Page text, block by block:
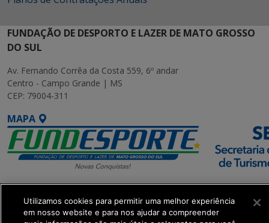
FUNDAÇÃO DE DESPORTO E LAZER DE MATO GROSSO
DO SUL
Av. Fernando Corrêa da Costa 559, 6º andar
Centro - Campo Grande | MS
CEP: 79004-311
MAPA
SETDIG | Secretaria-
Executiva de
Utilizamos cookies para permitir uma melhor experiência
em nosso website e para nos ajudar a compreender